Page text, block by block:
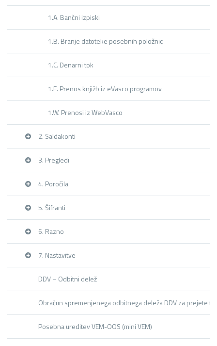
1.A. Bančni izpiski
1.B. Branje datoteke posebnih položnic
1.C. Denarni tok
1.E. Prenos knjižb iz eVasco programov
1.W. Prenosi iz WebVasco
2. Saldakonti
3. Pregledi
4. Poročila
5. Šifranti
6. Razno
7. Nastavitve
DDV – Odbitni delež
Obračun spremenjenega odbitnega deleža DDV za prejete
Posebna ureditev VEM-OOS (mini VEM)